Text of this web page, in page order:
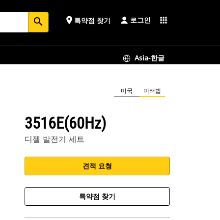
search place 특약점 찾기 로그인 apps
Asia-한글
미국 미터법
3516E(60Hz)
디젤 발전기 세트
견적 요청
특약점 찾기